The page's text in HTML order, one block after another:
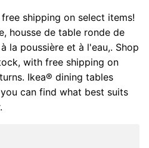
shipping on select items!
housse de table ronde de
la poussière et à l'eau,. Shop
with free shipping on
Ikea® dining tables
can find what best suits